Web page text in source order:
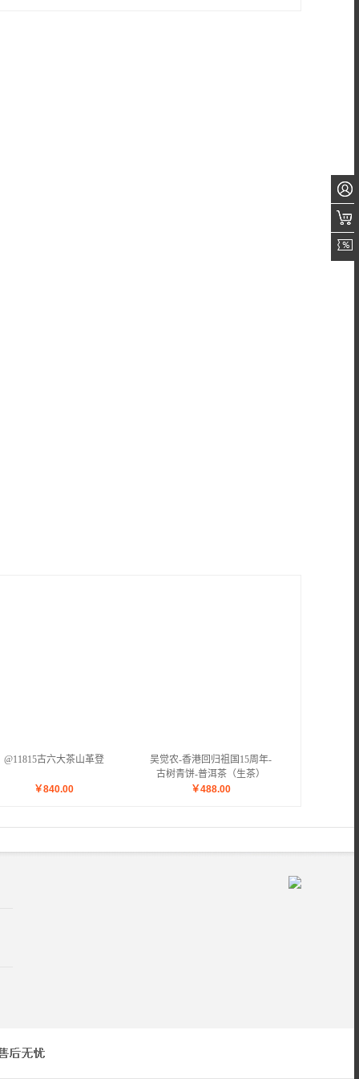
@11815古六大茶山革登
￥840.00
吴觉农-香港回归祖国15周年-
古树青饼-普洱茶（生茶）
￥488.00